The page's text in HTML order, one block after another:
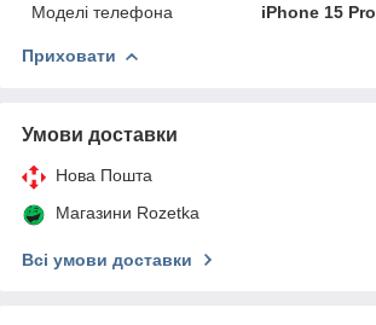
Моделі телефона
iPhone 15 Pro
Приховати
Умови доставки
Нова Пошта
Магазини Rozetka
Всі умови доставки